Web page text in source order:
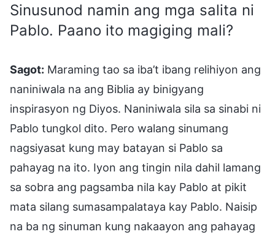
Sinusunod namin ang mga salita ni
Pablo. Paano ito magiging mali?
Sagot: Maraming tao sa iba’t ibang relihiyon ang
naniniwala na ang Biblia ay binigyang
inspirasyon ng Diyos. Naniniwala sila sa sinabi ni
Pablo tungkol dito. Pero walang sinumang
nagsiyasat kung may batayan si Pablo sa
pahayag na ito. Iyon ang tingin nila dahil lamang
sa sobra ang pagsamba nila kay Pablo at pikit
mata silang sumasampalataya kay Pablo. Naisip
na ba ng sinuman kung nakaayon ang pahayag